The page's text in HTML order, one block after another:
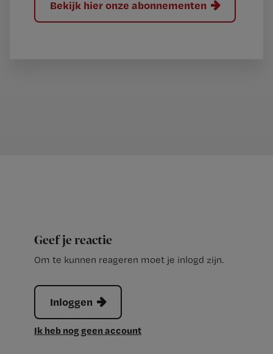
Bekijk hier onze abonnementen
Geef je reactie
Om te kunnen reageren moet je inlogd zijn.
Inloggen
Ik heb nog geen account